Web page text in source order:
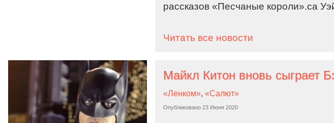
рассказов «Песчаные короли».са
Читать все новости
​​Майкл Китон вновь сыграет
Опубликовано 23 Июня 2020
«Ленком», «Салют»